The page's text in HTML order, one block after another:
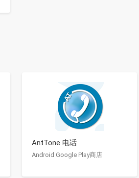
AntTone 电话
Android Google Play商店